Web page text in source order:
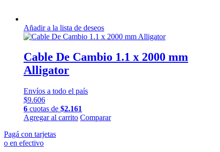
Añadir a la lista de deseos
Cable De Cambio 1.1 x 2000 mm
Alligator
Envíos a todo el país
$9.606
6 cuotas de $2.161
Agregar al carrito Comparar
Pagá con tarjetas
o en efectivo